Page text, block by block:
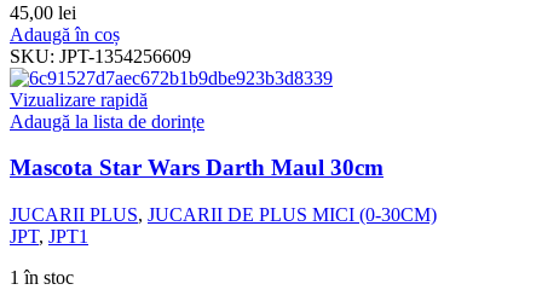
45,00 lei
Adaugă în coș
SKU: JPT-1354256609
Vizualizare rapidă
Adaugă la lista de dorințe
Mascota Star Wars Darth Maul 30cm
JUCARII PLUS, JUCARII DE PLUS MICI (0-30CM)
JPT, JPT1
1 în stoc